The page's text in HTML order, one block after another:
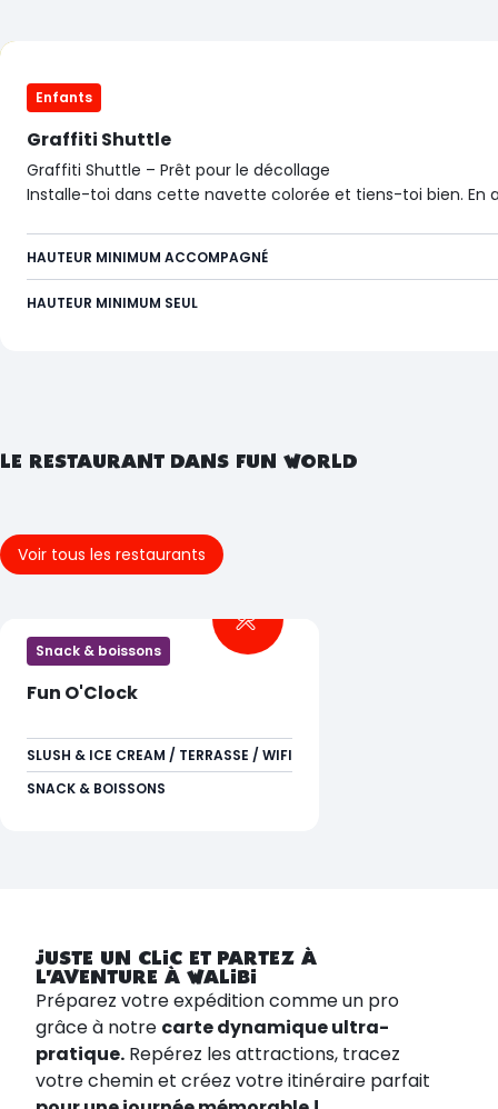
Enfants
Graffiti Shuttle
Graffiti Shuttle – Prêt pour le décollage
Installe-toi dans cette navette colorée et tiens-toi bien. En
HAUTEUR MINIMUM ACCOMPAGNÉ
HAUTEUR MINIMUM SEUL
LE RESTAURANT DANS FUN WORLD
Voir tous les restaurants
Snack & boissons
Fun O'Clock
SLUSH & ICE CREAM / TERRASSE / WIFI
SNACK & BOISSONS
JUSTE UN CLIC ET PARTEZ À
L'AVENTURE À WALIBI
Préparez votre expédition comme un pro
grâce à notre carte dynamique ultra-
pratique. Repérez les attractions, tracez
votre chemin et créez votre itinéraire parfait